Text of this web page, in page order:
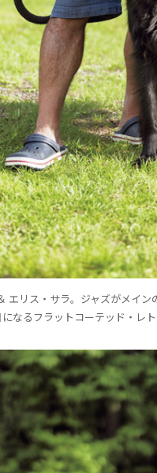
エリス・サラ。ジャズがメイ
なるフラットコーテッド・レ